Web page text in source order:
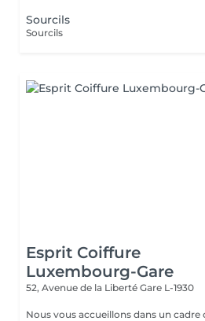
Sourcils
Sourcils
Esprit Coiffure
Luxembourg-Gare
52, Avenue de la Liberté Gare L-1930
Nous vous accueillons dans un cadre